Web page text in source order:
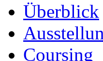
Überblick
Coursing